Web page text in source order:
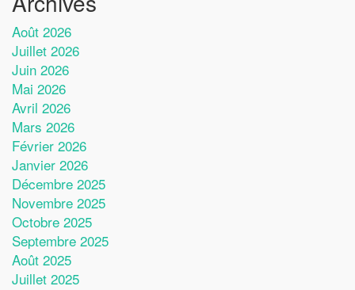
Août 2026
Juillet 2026
Juin 2026
Mai 2026
Avril 2026
Mars 2026
Février 2026
Janvier 2026
Décembre 2025
Novembre 2025
Octobre 2025
Septembre 2025
Août 2025
Juillet 2025